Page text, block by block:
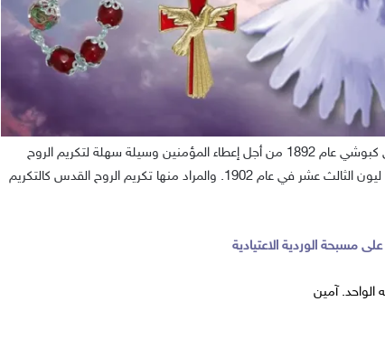
هذه ألّفها كاهن فرنسيسكاني كبوشي عام 1892 من أجل إعطاء المؤمنين وسيلة سهلة لتكريم الروح
القدس. تمت الموافقة على المسبحة من قبل البابا ليون الثالث عشر في عام 1902. والمراد منها تكريم الروح القدس كالتكريم
مسبحة الوردية الاعتيادية
الواحد. آمين